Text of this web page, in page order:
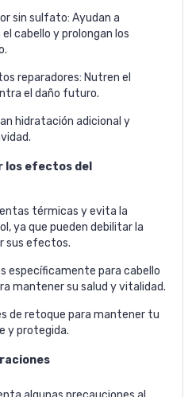
sin sulfato: Ayudan a
cabello y prolongan los
reparadores: Nutren el
el daño futuro.
hidratación adicional y
los efectos del
térmicas y evita la
ya que pueden debilitar la
sus efectos.
específicamente para cabello
mantener su salud y vitalidad.
de retoque para mantener tu
y protegida.